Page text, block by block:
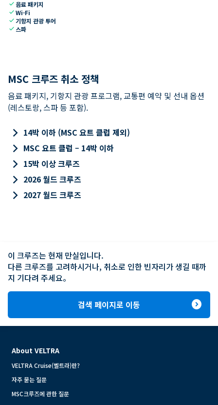
check 음료 패키지
checkWi-Fi
check 기항지 관광 투어
check 스파
MSC 크루즈 취소 정책
음료 패키지, 기항지 관광 프로그램, 교통편 예약 및 선내 옵션
(레스토랑, 스파 등 포함).
keyboard_arrow_right 14박 이하 (MSC 요트 클럽 제외)
keyboard_arrow_right MSC 요트 클럽 – 14박 이하
keyboard_arrow_right 15박 이상 크루즈
keyboard_arrow_right 2026 월드 크루즈
keyboard_arrow_right 2027 월드 크루즈
이 크루즈는 현재 만실입니다.
다른 크루즈를 고려하시거나, 취소로 인한 빈자리가 생길 때까
지 기다려 주세요。
검색 페이지로 이동 expand_circle_right
About VELTRA
VELTRA Cruise(벨트라)란?
자주 묻는 질문
MSC크루즈에 관한 질문